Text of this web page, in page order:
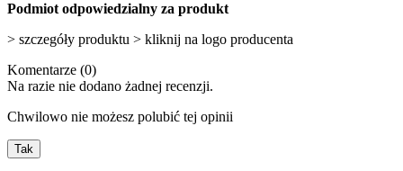
Podmiot odpowiedzialny za produkt
> szczegóły produktu > kliknij na logo producenta
Komentarze (0)
Na razie nie dodano żadnej recenzji.
Chwilowo nie możesz polubić tej opinii
Tak